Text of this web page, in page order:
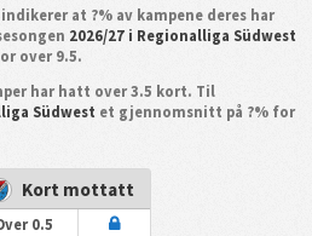
at ?% av kampene deres har
2026/27 i Regionalliga Südwest
over 9.5.
har hatt over 3.5 kort. Til
Südwest et gjennomsnitt på ?% for
Kort mottatt
0.5